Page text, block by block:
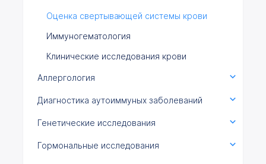
Оценка свертывающей системы крови
Иммуногематология
Клинические исследования крови
Аллергология
Диагностика аутоиммуных заболеваний
Генетические исследования
Гормональные исследования